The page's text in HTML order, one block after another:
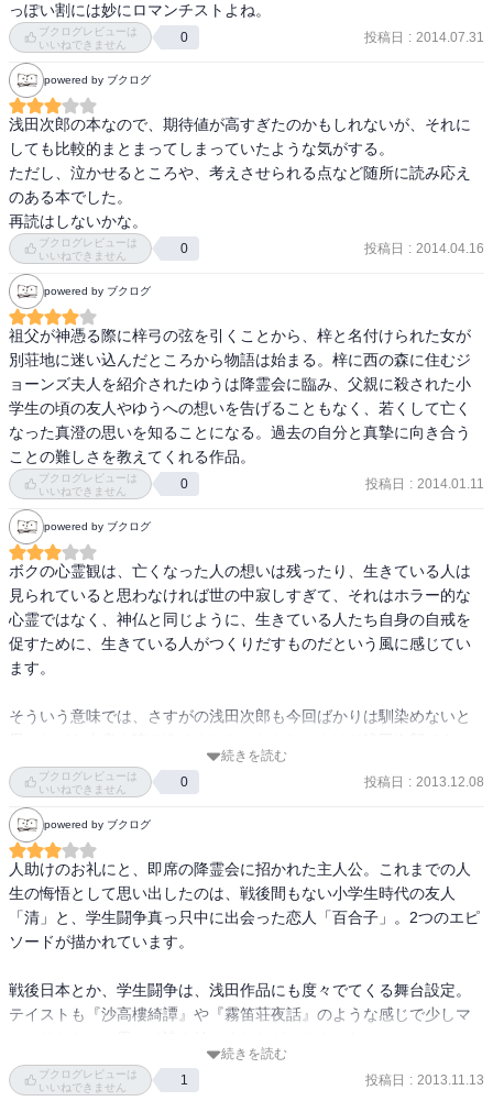
っぽい割には妙にロマンチストよね。
ブクログレビューは
いいねできません
0 投稿日 : 2014.07.31
powered by ブクログ
浅田次郎の本なので、期待値が高すぎたのかもしれないが、それに
しても比較的まとまってしまっていたような気がする。
ただし、泣かせるところや、考えさせられる点など随所に読み応え
のある本でした。
再読はしないかな。
ブクログレビューは
いいねできません
0 投稿日 : 2014.04.16
powered by ブクログ
祖父が神憑る際に梓弓の弦を引くことから、梓と名付けられた女が
別荘地に迷い込んだところから物語は始まる。梓に西の森に住むジ
ョーンズ夫人を紹介されたゆうは降霊会に臨み、父親に殺された小
学生の頃の友人やゆうへの想いを告げることもなく、若くして亡く
なった真澄の思いを知ることになる。過去の自分と真摯に向き合う
ことの難しさを教えてくれる作品。
ブクログレビューは
いいねできません
0 投稿日 : 2014.01.11
powered by ブクログ
ボクの心霊観は、亡くなった人の想いは残ったり、生きている人は
見られていると思わなければ世の中寂しすぎて、それはホラー的な
心霊ではなく、神仏と同じように、生きている人たち自身の自戒を
促すために、生きている人がつくりだすものだという風に感じてい
ます。
そういう意味では、さすがの浅田次郎も今回ばかりは馴染めないと
て、そういう心霊観のボクも最後は飲み込まれました。
万人受けはしないだろうという意味で、本書は名作かと問われれ
ば、そうではないと言わざるを得ませんが、懺悔という視点からは
２つのエピソードとも深く入り込むことができました。
続きを読む
ブクログレビューは
いいねできません
0 投稿日 : 2013.12.08
powered by ブクログ
人助けのお礼にと、即席の降霊会に招かれた主人公。これまでの人
生の悔悟として思い出したのは、戦後間もない小学生時代の友人
「清」と、学生闘争真っ只中に出会った恋人「百合子」。2つのエピ
ソードが描かれています。
戦後日本とか、学生闘争は、浅田作品にも度々でてくる舞台設定。
テイストも『沙高樓綺譚』や『霧笛荘夜話』のような感じで少しマ
その時代の背景がしっかり描写されているので、その時代を生きて
いない自分でも、容易にシーンがイメージできるし、なぜそのよう
続きを読む
ブクログレビューは
いいねできません
1 投稿日 : 2013.11.13